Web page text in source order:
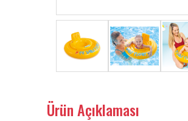
Ürün Açıklaması